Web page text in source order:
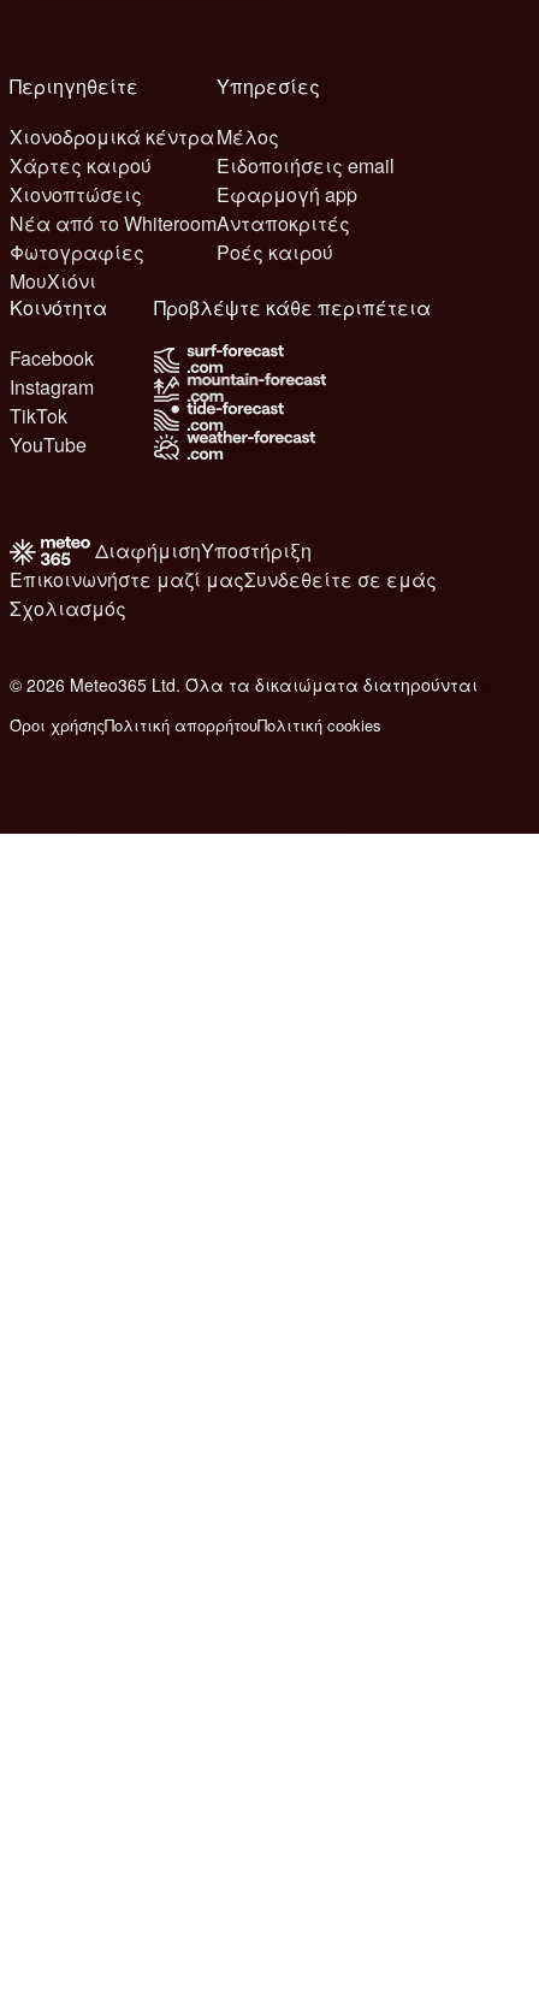
Περιηγηθείτε
Χιονοδρομικά κέντρα
Χάρτες καιρού
Χιονοπτώσεις
Νέα από το Whiteroom
Φωτογραφίες
ΜουΧιόνι
Υπηρεσίες
Μέλος
Ειδοποιήσεις email
Εφαρμογή app
Ανταποκριτές
Ροές καιρού
Κοινότητα
Facebook
Instagram
TikTok
YouTube
Προβλέψτε κάθε περιπέτεια
ΔιαφήμισηΥποστήριξη
Επικοινωνήστε μαζί μαςΣυνδεθείτε σε εμάς
Σχολιασμός
© 2026 Meteo365 Ltd. Όλα τα δικαιώματα διατηρούνται
Όροι χρήσηςΠολιτική απορρήτουΠολιτική cookies